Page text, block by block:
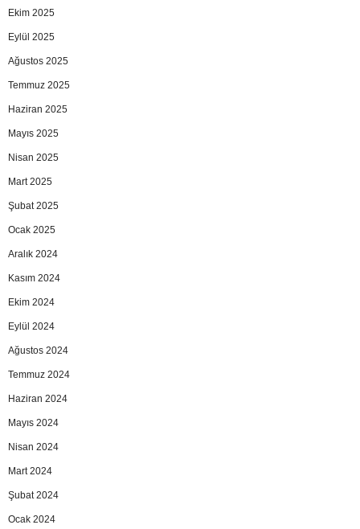
Ekim 2025
Eylül 2025
Ağustos 2025
Temmuz 2025
Haziran 2025
Mayıs 2025
Nisan 2025
Mart 2025
Şubat 2025
Ocak 2025
Aralık 2024
Kasım 2024
Ekim 2024
Eylül 2024
Ağustos 2024
Temmuz 2024
Haziran 2024
Mayıs 2024
Nisan 2024
Mart 2024
Şubat 2024
Ocak 2024